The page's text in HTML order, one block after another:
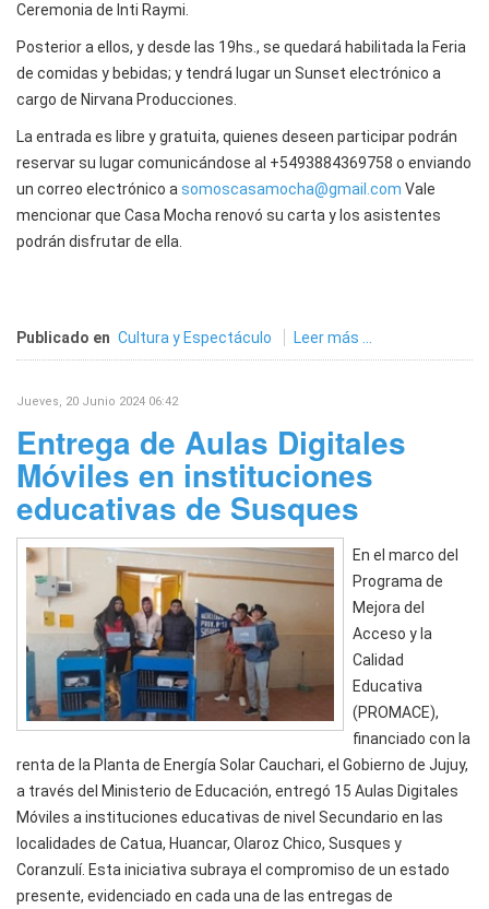
Ceremonia de Inti Raymi.
Posterior a ellos, y desde las 19hs., se quedará habilitada la Feria
de comidas y bebidas; y tendrá lugar un Sunset electrónico a
cargo de Nirvana Producciones.
La entrada es libre y gratuita, quienes deseen participar podrán
reservar su lugar comunicándose al +5493884369758 o enviando
un correo electrónico a somoscasamocha@gmail.com Vale
mencionar que Casa Mocha renovó su carta y los asistentes
podrán disfrutar de ella.
Publicado en Cultura y Espectáculo Leer más ...
Jueves, 20 Junio 2024 06:42
Entrega de Aulas Digitales
Móviles en instituciones
educativas de Susques
En el marco del
Programa de
Mejora del
Acceso y la
Calidad
Educativa
(PROMACE),
financiado con la
renta de la Planta de Energía Solar Cauchari, el Gobierno de Jujuy,
a través del Ministerio de Educación, entregó 15 Aulas Digitales
Móviles a instituciones educativas de nivel Secundario en las
localidades de Catua, Huancar, Olaroz Chico, Susques y
Coranzulí. Esta iniciativa subraya el compromiso de un estado
presente, evidenciado en cada una de las entregas de